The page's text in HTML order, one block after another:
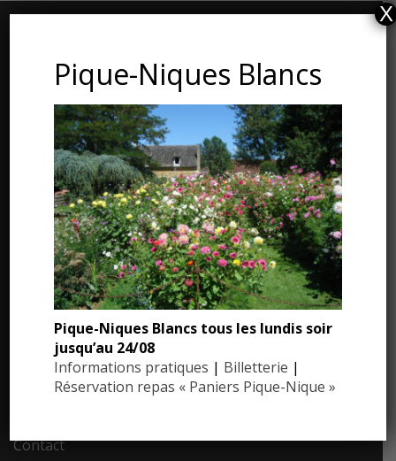
Les Jardins du Manoir d’Eyrignac
24590 Salignac-Eyvigues
Dordogne – Périgord
Téléphone : 05.53.28.99.71
Email : contact@eyrignac.com
ESPACE PRESSE
Dossier de presse
Communiqués de presse
Photothèque
Contact
Pique-Niques Blancs
Pique-Niques Blancs tous les lundis soir
jusqu’au 24/08
Informations pratiques | Billetterie |
Réservation repas « Paniers Pique-Nique »
X